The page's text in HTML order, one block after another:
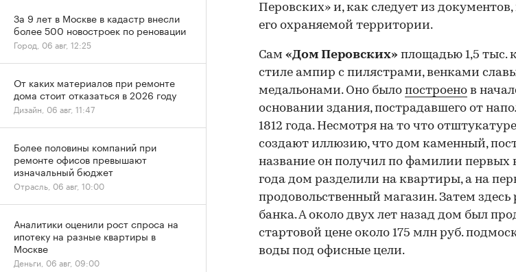
Перовских» и, как следует из
его охраняемой территории.
Сам «Дом Перовских» площадью 1,5 тыс.
стиле ампир с пилястрами, венками
медальонами. Оно было построено в
основании здания, пострадавшего от
1812 года. Несмотря на то что
создают иллюзию, что дом каменный,
название он получил по фамилии первых
года дом разделили на квартиры, а на
продовольственный магазин. Затем здесь
банка. А около двух лет назад дом был
стартовой цене около 175 млн руб.
воды под офисные цели.
За 9 лет в Москве в кадастр внесли
более 500 новостроек по реновации
Город, 06 авг, 12:25
От каких материалов при ремонте
дома стоит отказаться в 2026 году
Дизайн, 06 авг, 11:47
Более половины компаний при
ремонте офисов превышают
изначальный бюджет
Отрасль, 06 авг, 10:00
Аналитики оценили рост спроса на
ипотеку на разные квартиры в
Москве
Деньги, 06 авг, 09:00